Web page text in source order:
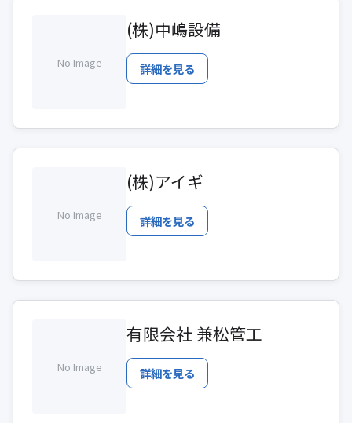
No Image
(株)中嶋設備
詳細を見る
No Image
(株)アイギ
詳細を見る
No Image
有限会社 兼松管工
詳細を見る